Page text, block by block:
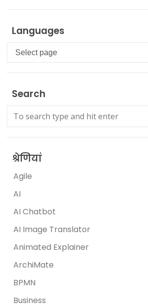
Languages
Languages
Search
श्रेणियां
Agile
AI
AI Chatbot
AI Image Translator
Animated Explainer
ArchiMate
BPMN
Business